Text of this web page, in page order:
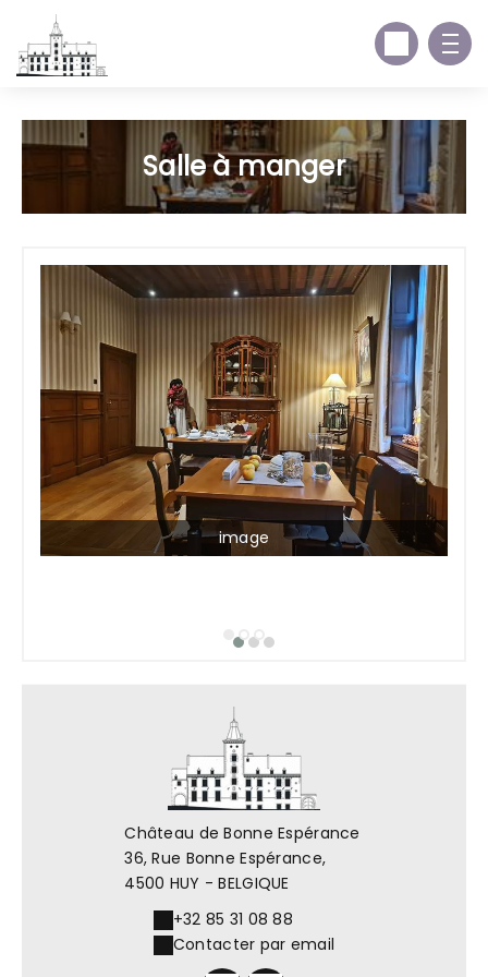
Salle à manger
image
Château de Bonne Espérance
36, Rue Bonne Espérance,
4500 HUY - BELGIQUE
+32 85 31 08 88
Contacter par email